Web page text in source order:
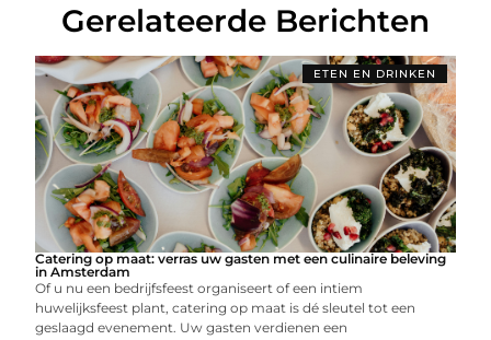
Gerelateerde Berichten
ETEN EN DRINKEN
Catering op maat: verras uw gasten met een culinaire beleving
in Amsterdam
Of u nu een bedrijfsfeest organiseert of een intiem
huwelijksfeest plant, catering op maat is dé sleutel tot een
geslaagd evenement. Uw gasten verdienen een